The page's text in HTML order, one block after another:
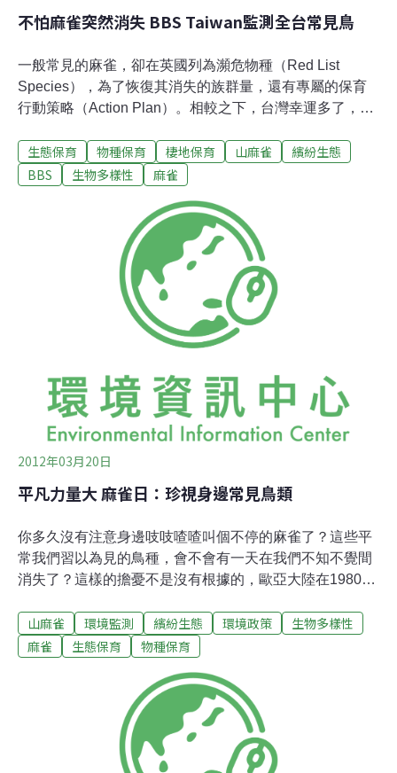
不怕麻雀突然消失 BBS Taiwan監測全台常見鳥
一般常見的麻雀，卻在英國列為瀕危物種（Red List
Species），為了恢復其消失的族群量，還有專屬的保育
行動策略（Action Plan）。相較之下，台灣幸運多了，根
群數數量上仍稱王，屬於第5常見的鳥類，只要持續監測
應可避免英國麻雀驟減的遺憾。棲地與食源不足 麻雀隨
上好幾公里才會看到1隻。短短10-20年間，麻雀的族群數
減少90%。這個事實太令人震驚，這也是為什麼需要麻雀
日的理由。特生中心棲地生態組組長林瑞興說，「原本我
們習以為常的鳥類或生物，逐漸或突然地消失於環境之
中，透過與人們關係密切的麻雀，提醒我們關注一些常見
的、生活在我們周遭的鳥兒與生物。」推論英國麻雀的減
少和棲地以及食物的匱乏相關。台大生態學與演化生物學
播種時間改
生態保育 物種保育 棲地保育 山麻雀
繽紛生態
BBS
生物多樣性 麻雀
2012年03月20日
平凡力量大 麻雀日：珍視身邊常見鳥類
你多久沒有注意身邊吱吱喳喳叫個不停的麻雀了？這些平
常我們習以為見的鳥種，會不會有一天在我們不知不覺間
消失了？這樣的擔憂不是沒有根據的，歐亞大陸在1980年
環保團體自然永續協會（Natural Forever Society）發起一
項跨洲際的保育行動，將每年的3月20日訂為麻雀日，為
續協會倡辦人迪拉瓦（Mohammed E. Dilawar）表示，那
些我們認為自然而然存在的常見鳥種，如果不及時開始保
育工作，今日常見的物種就是明日受威脅的物種。每年這
一天，發起團體鼓勵人們以創意性的宣傳和活動，關心在
山麻雀 環境監測 繽紛生態 環境政策
生物多樣性
麻雀
生態保育 物種保育